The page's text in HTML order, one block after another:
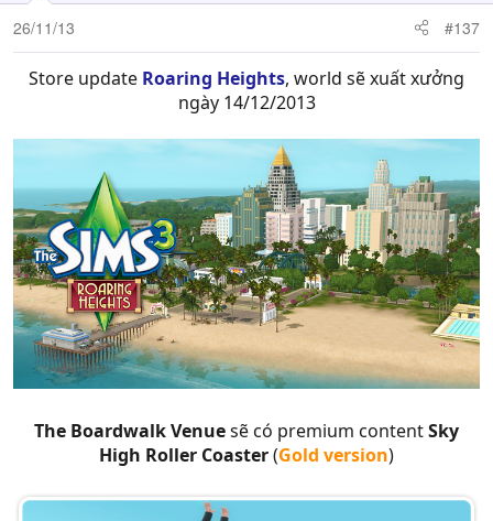
26/11/13 #137
Store update Roaring Heights, world sẽ xuất xưởng
ngày 14/12/2013
The Boardwalk Venuesẽ có premium contentSky
High Roller Coaster(Gold version)